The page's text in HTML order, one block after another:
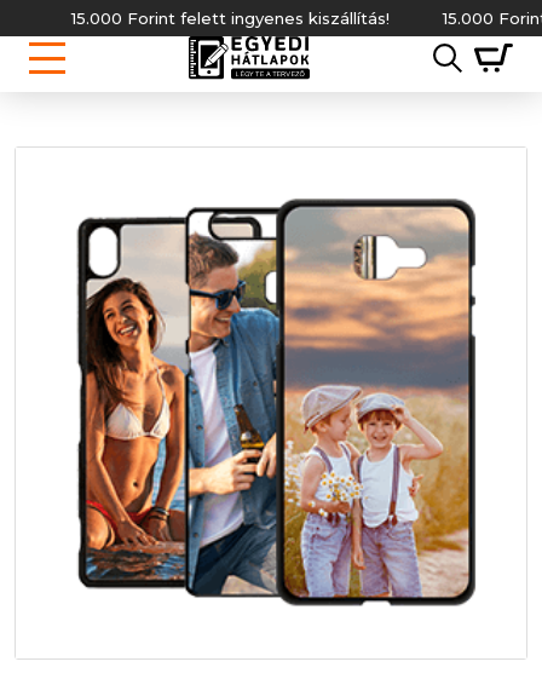
15.000 Forint felett ingyenes kiszállítás! 15.000 Forint